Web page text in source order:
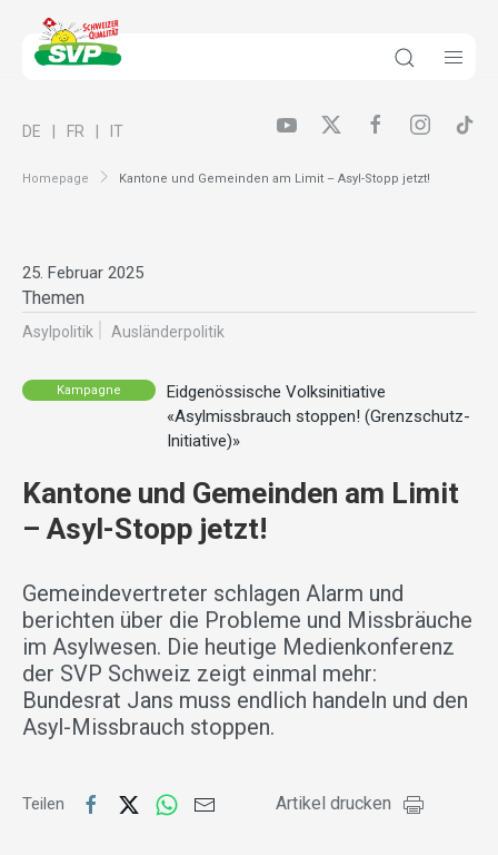
Homepage Kantone und Gemeinden am Limit – Asyl-Stopp jetzt!
DE FR IT
25. Februar 2025
Themen
Asylpolitik Ausländer­politik
Kampagne
Eidgenössische Volksinitiative
«Asylmissbrauch stoppen! (Grenzschutz-
Initiative)»
Kantone und Gemeinden am Limit
– Asyl-Stopp jetzt!
Gemeindevertreter schlagen Alarm und
berichten über die Probleme und Missbräuche
im Asylwesen. Die heutige Medienkonferenz
der SVP Schweiz zeigt einmal mehr:
Bundesrat Jans muss endlich handeln und den
Asyl-Missbrauch stoppen.
Teilen Artikel drucken